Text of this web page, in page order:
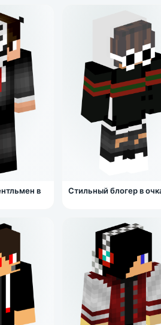
в
Стильный блогер в